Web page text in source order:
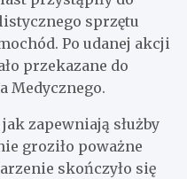
sprzętu
Po udanej akcji
przekazane do
Medycznego.
zapewniają służby
groziło poważne
skończyło się